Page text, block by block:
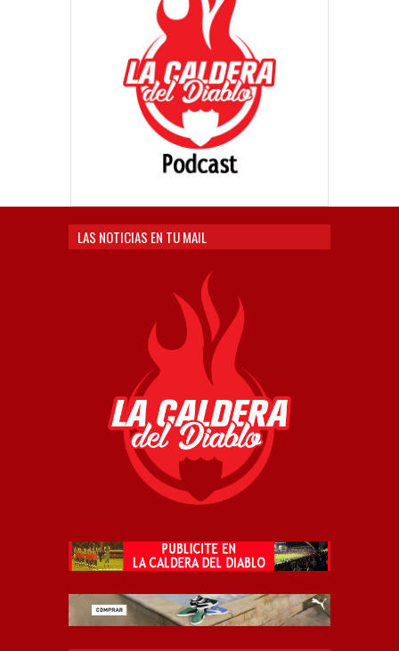
LAS NOTICIAS EN TU MAIL